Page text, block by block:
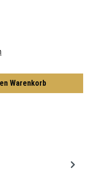
Wert ein
Warenkorb